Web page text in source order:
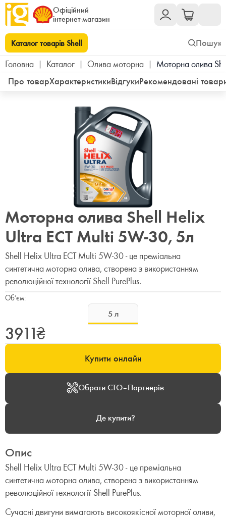
Офіційний
інтернет-магазин
Каталог товарів Shell
Головна | Каталог | Олива моторна | Моторна олива
Про товарХарактеристикиВідгукиРекомендовані
Моторна олива Shell Helix
Ultra ECT Multi 5W-30, 5л
Shell Helix Ultra ECT Multi 5W-30 - це преміальна
синтетична моторна олива, створена з використанням
революційної технології Shell PurePlus.
Об’єм:
5л
3911₴
Купити онлайн
Обрати СТО–Партнерів
Де купити?
Опис
Shell Helix Ultra ECT Multi 5W-30 - це преміальна
синтетична моторна олива, створена з використанням
революційної технології Shell PurePlus.
Сучасні двигуни вимагають високоякісної моторної оливи,